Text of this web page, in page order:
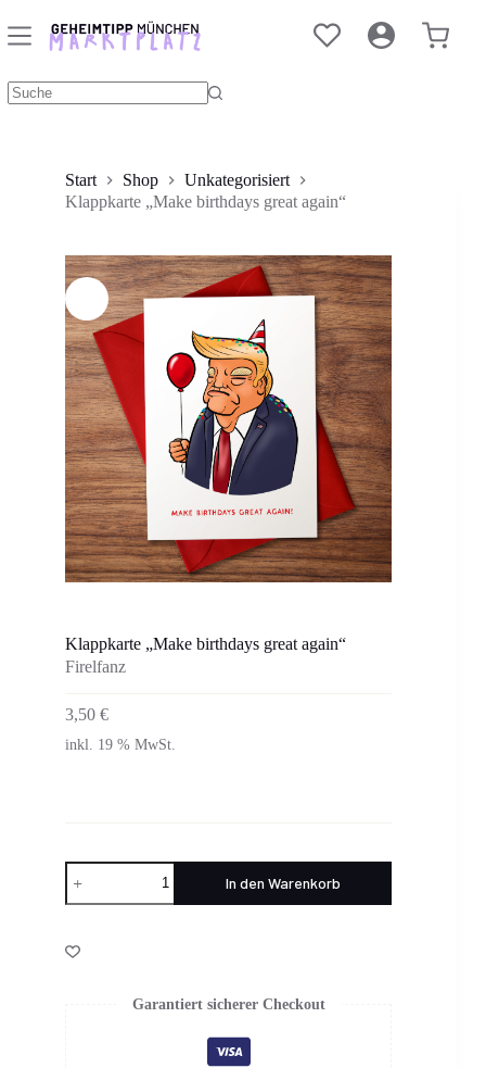
Inhalt
springen3,50€
In den Warenkorb
Start Shop
Unkategorisiert
Klappkarte „Make birthdays great again“
Klappkarte „Make birthdays great again“
Firelfanz
3,50 €
inkl. 19 % MwSt.
Klappkarte
"Make
birthdays
again"
Menge
In den Warenkorb
Garantiert sicherer Checkout